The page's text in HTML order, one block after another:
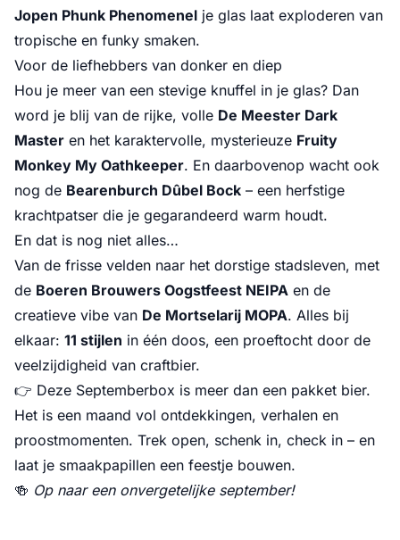
Jopen Phunk Phenomenel je glas laat exploderen van
tropische en funky smaken.
Voor de liefhebbers van donker en diep
Hou je meer van een stevige knuffel in je glas? Dan
word je blij van de rijke, volle De Meester Dark
Master en het karaktervolle, mysterieuze Fruity
Monkey My Oathkeeper. En daarbovenop wacht ook
nog de Bearenburch Dûbel Bock – een herfstige
krachtpatser die je gegarandeerd warm houdt.
En dat is nog niet alles…
Van de frisse velden naar het dorstige stadsleven, met
de Boeren Brouwers Oogstfeest NEIPA en de
creatieve vibe van De Mortselarij MOPA. Alles bij
elkaar: 11 stijlen in één doos, een proeftocht door de
veelzijdigheid van craftbier.
👉 Deze Septemberbox is meer dan een pakket bier.
Het is een maand vol ontdekkingen, verhalen en
proostmomenten. Trek open, schenk in, check in – en
laat je smaakpapillen een feestje bouwen.
🍻 Op naar een onvergetelijke september!